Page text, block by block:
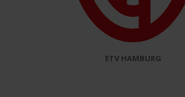
ETV HAMBURG